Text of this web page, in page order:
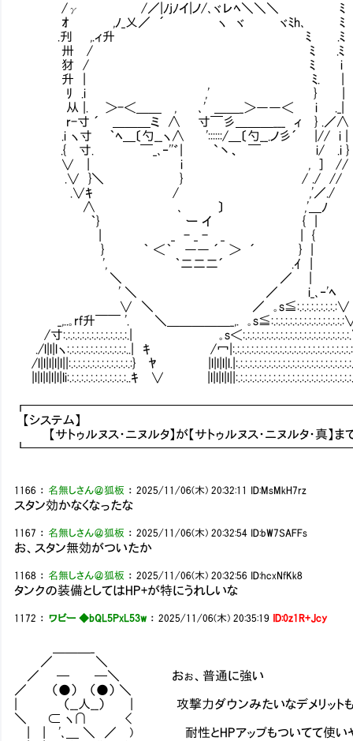
/γ /／|ﾉjﾉイ|ノ/､ヾレﾍ＼＼＼ ﾐ
ｵ ,ﾉ_乂／ ´ ヽ ヾ ヾﾐh､ ﾐ
.刋 ,.ィ升 ﾐ .ﾐ
卅 / ﾐ .ﾐ
犲 / ﾐ i
升 | ﾐ. |
ﾘ .i ,' } |
从 |. ＞-＜＿＿ , ､' ＿＿_＞――＜ i ._| そ
r-寸 ´ ＿＿＿ミ ∧ 寸￣彡＿＿＿___ ィ } .／∧
.i ヽ寸 ｀ﾍ＿〔勺__ヽ∧ '::::::/＿〔勺__.ノ彡´ |// i |
.{ 寸. ￣_､‐''゛| `丶、 ￣ i/ .i }
∨ | i , ] //
.∨ }＼ } / ./ // 【A】【T】【サトゥルヌス・
.∨ｷ / ,'／
∧ ､ 〕 ,'＿ﾉ 【A】【T】【サトゥルヌス
｀} ー イ {
| _ - _ - _ | { 【A】【T】【サトゥルヌ
} ｀ ＜｀ ―― ´ ＞ ´ } |
', ｀二二二´ .ｲ |
＼ ／ |
' ＼ ／ i_､‐'ﾍ
∨ ＼ ／ ｡s≦:.:.:.:.:.:.:.:.:∨
_,..｡rf升￣￣ '. ＼＿＿＿＿＿_,. ｡
/寸:.:.:.:.:.:.:.:.:.:.:.:.:.:.| ｡s＜
./l|l|lヽ:.:.:.:.:.:.:.:.:.:.:.:.:..| ｷ /冖
/l|l|l|l|l||:.:.:.:.:.:.:.:.:.:.:.:.:.:} ﾔ
|l|l|l|l|l|li:.:.:.:.:.:.:.:.:.:.:.:.:..ｷ ∨
【システム】
【サトゥルヌス・ニヌルタ】が【サトゥルヌス・ニヌルタ・真】
1166 ： 名無しさん＠狐板 ：2025/11/06(木) 20:32:11 ID:MsMkH7rz
スタン効かなくなったな
1167 ： 名無しさん＠狐板 ：2025/11/06(木) 20:32:54 ID:bW7SAFFs
お、スタン無効がついたか
1168 ： 名無しさん＠狐板 ：2025/11/06(木) 20:32:56 ID:hcxNfKk8
タンクの装備としてはHP+が特にうれしいな
1172 ： ワビー ◆bQL5PxL53w ：2025/11/06(木) 20:35:19 ID:0z1R+Jcy
／ ＼
／ ─ ─＼ おぉ、普通に強い
／ （●） （●） ＼
| （__人__） | 攻撃力ダウンみたいなデメリットも
＼ ⊂ ヽ∩ <
| | '､＿ ＼ ／ ) 耐性とHPアップもついてて使いや